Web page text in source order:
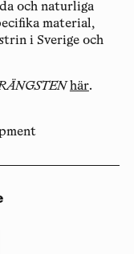
och naturliga
material,
i Sverige och
här.